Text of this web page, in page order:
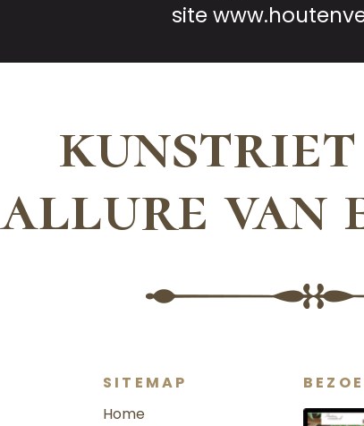
site
kunstriet
allure van
SITEMAP
Home